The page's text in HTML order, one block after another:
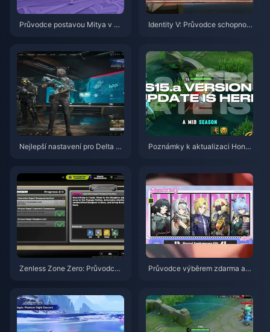
Průvodce postavou Mitya v Ge
Identity V: Průvodce schopnost
Nejlepší nastavení pro Delta Fo
Poznámky k aktualizaci Honor
Zenless Zone Zero: Průvodce
Průvodce výběrem zdarma ag